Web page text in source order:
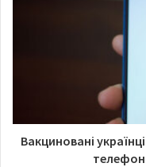
Вакциновані
телефон